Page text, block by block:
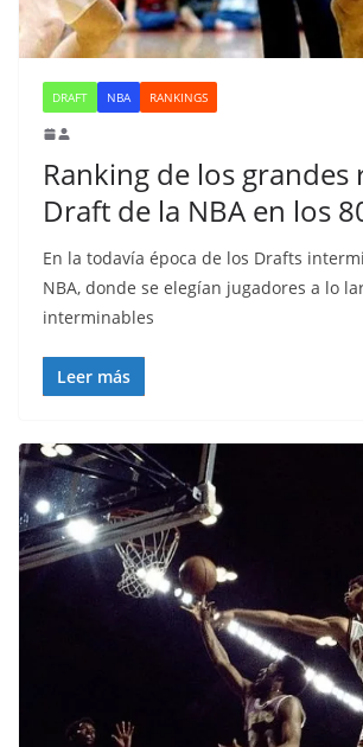
DRAFT NBA RANKINGS
Ranking de los grandes
Draft de la NBA en los
En la todavía época de los Drafts
NBA, donde se elegían jugadores a lo
interminables
Leer más